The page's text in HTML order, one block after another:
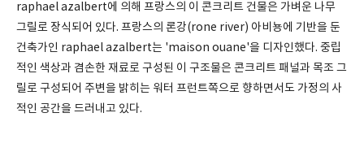
raphael azalbert에 의해 프랑스의 이 콘크리트 건물은 가벼운 나무
그릴로 장식되어 있다. 프랑스의 론강(rone river) 아비뇽에 기반을 둔
건축가인 raphael azalbert는 'maison ouane'을 디자인했다. 중립
적인 색상과 겸손한 재료로 구성된 이 구조물은 콘크리트 패널과 목조 그
릴로 구성되어 주변을 밝히는 워터 프런트쪽으로 향하면서도 가정의 사
적인 공간을 드러내고 있다.